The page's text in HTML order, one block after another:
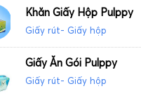
Khăn Giấy Hộp Pulppy
Giấy rút- Giấy hộp
Giấy Ăn Gói Pulppy
Giấy rút- Giấy hộp